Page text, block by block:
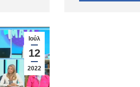
Ιούλ
12
2022